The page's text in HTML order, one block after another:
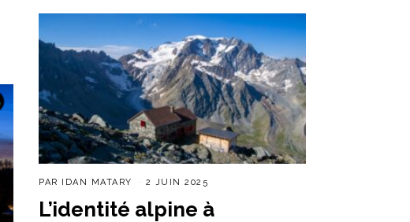
PAR IDAN MATARY 2 JUIN 2025
L’identité alpine à